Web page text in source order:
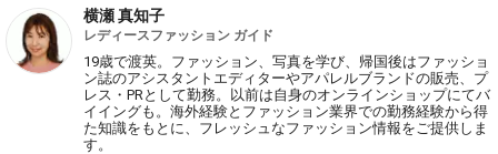
横瀬 真知子
レディースファッション ガイド
19歳で渡英。ファッション、写真を学び、帰国後はファッショ
ン誌のアシスタントエディターやアパレルブランドの販売、プ
レス・PRとして勤務。以前は自身のオンラインショップにてバ
イイングも。海外経験とファッション業界での勤務経験から得
た知識をもとに、フレッシュなファッション情報をご提供しま
す。